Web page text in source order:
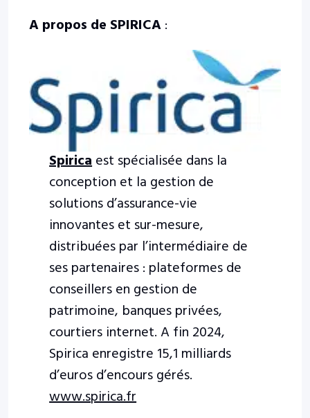
A propos de SPIRICA:
Spiricaest spécialisée dans la
conception et la gestion de
solutions d’assurance-vie
innovantes et sur-mesure,
distribuées par l’intermédiaire de
ses partenaires : plateformes de
conseillers en gestion de
patrimoine, banques privées,
courtiers internet. A fin 2024,
Spirica enregistre 15,1 milliards
d’euros d’encours gérés.
www.spirica.fr